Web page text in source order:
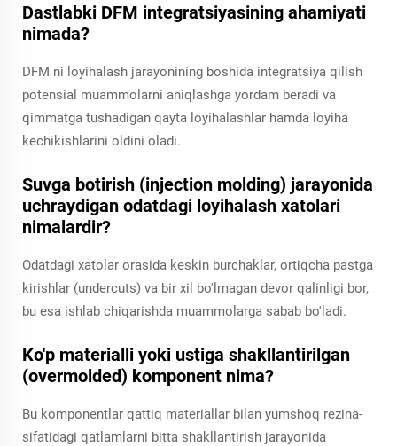
Dastlabki DFM integratsiyasining ahamiyati
nimada?
DFM ni loyihalash jarayonining boshida integratsiya qilish
potensial muammolarni aniqlashga yordam beradi va
qimmatga tushadigan qayta loyihalashlar hamda loyiha
kechikishlarini oldini oladi.
Suvga botirish (injection molding) jarayonida
uchraydigan odatdagi loyihalash xatolari
nimalardir?
Odatdagi xatolar orasida keskin burchaklar, ortiqcha pastga
kirishlar (undercuts) va bir xil bo'lmagan devor qalinligi bor,
bu esa ishlab chiqarishda muammolarga sabab bo'ladi.
Ko'p materialli yoki ustiga shakllantirilgan
(overmolded) komponent nima?
Bu komponentlar qattiq materiallar bilan yumshoq rezina-
sifatidagi qatlamlarni bitta shakllantirish jarayonida